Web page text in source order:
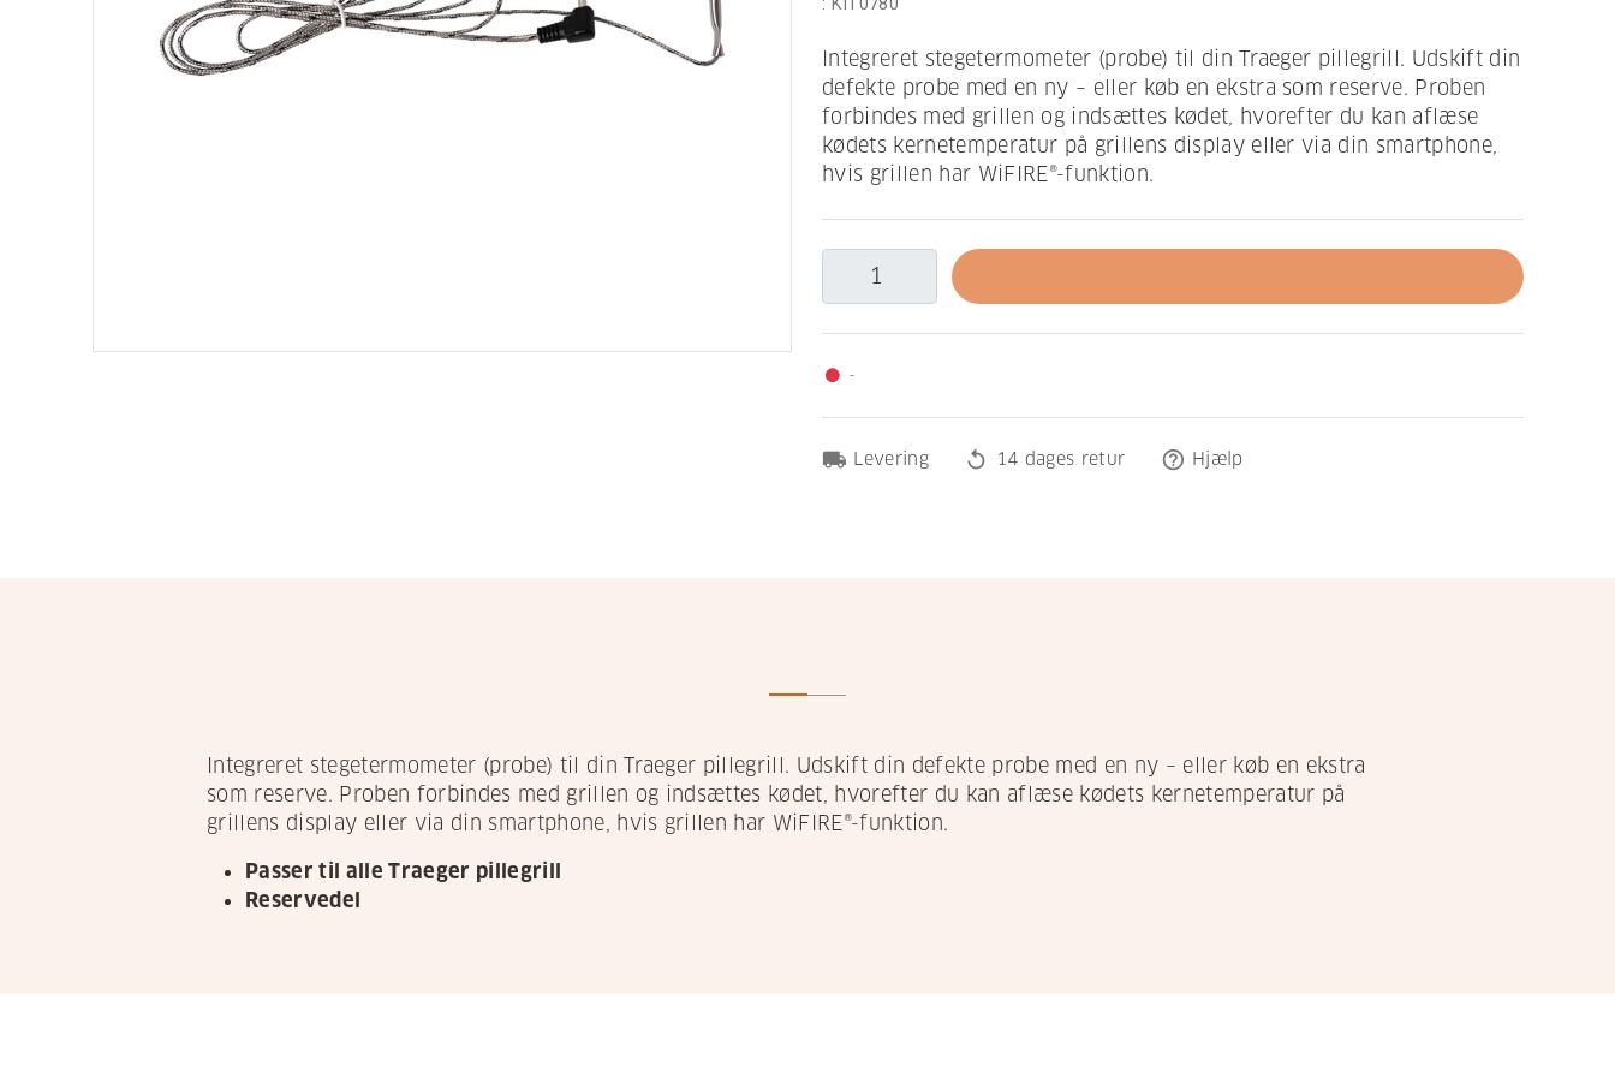
: KIT0780
Integreret stegetermometer (probe) til din Traeger pillegrill. Udskift din
defekte probe med en ny – eller køb en ekstra som reserve. Proben
forbindes med grillen og indsættes kødet, hvorefter du kan aflæse
kødets kernetemperatur på grillens display eller via din smartphone,
hvis grillen har WiFIRE®-funktion.
fiber_manual_record -
local_shipping Levering replay 14 dages retur help_outline Hjælp
Integreret stegetermometer (probe) til din Traeger pillegrill. Udskift din defekte probe med en ny – eller køb en ekstra
som reserve. Proben forbindes med grillen og indsættes kødet, hvorefter du kan aflæse kødets kernetemperatur på
grillens display eller via din smartphone, hvis grillen har WiFIRE®-funktion.
Passer til alle Traeger pillegrill
Reservedel